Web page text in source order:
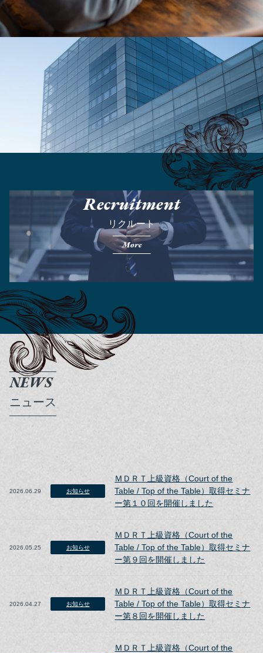
Recruitment
リクルート
More
NEWS
ニュース
2026.06.29 お知らせ
ＭＤＲＴ上級資格（Court of the
Table / Top of the Table）取得セミナ
ー第１０回を開催しました
2026.05.25 お知らせ
ＭＤＲＴ上級資格（Court of the
Table / Top of the Table）取得セミナ
ー第９回を開催しました
2026.04.27 お知らせ
ＭＤＲＴ上級資格（Court of the
Table / Top of the Table）取得セミナ
ー第８回を開催しました
ＭＤＲＴ上級資格（Court of the